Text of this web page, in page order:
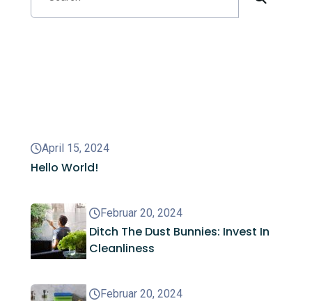
April 15, 2024
Hello World!
Februar 20, 2024
Ditch The Dust Bunnies: Invest In
Cleanliness
Februar 20, 2024